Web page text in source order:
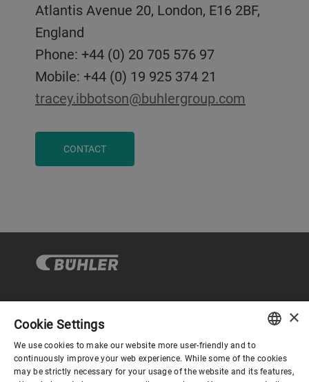
Atlantis Avenue 20, London, E16 2BF,
England
Phone: +44 (0) 20 705 576 97
Mobile: +44 (0) 19 925 374 21
tracey.ibbotson@buhlergroup.com
CONTACT
企业与合规
关于布勒
ENGLISH
SPANISH
×
Cookie Settings
We use cookies to make our website more user-friendly and to
continuously improve your web experience. While some of the cookies
may be strictly necessary for your usage of the website and its features,